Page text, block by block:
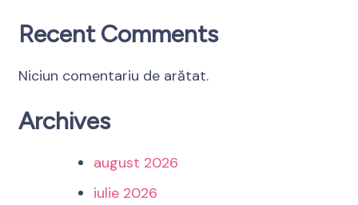
Recent Comments
Niciun comentariu de arătat.
Archives
august 2026
iulie 2026